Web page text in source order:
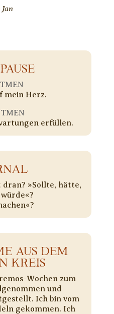
mein Herz.
erfüllen.
»Sollte, hätte,
AUS DEM
KREIS
Wochen zum
und
Ich bin vom
gekommen. Ich